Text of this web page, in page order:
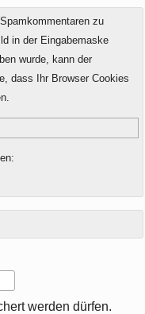
zu
in der Eingabemaske
wurde, kann der
dass Ihr Browser Cookies
werden dürfen.